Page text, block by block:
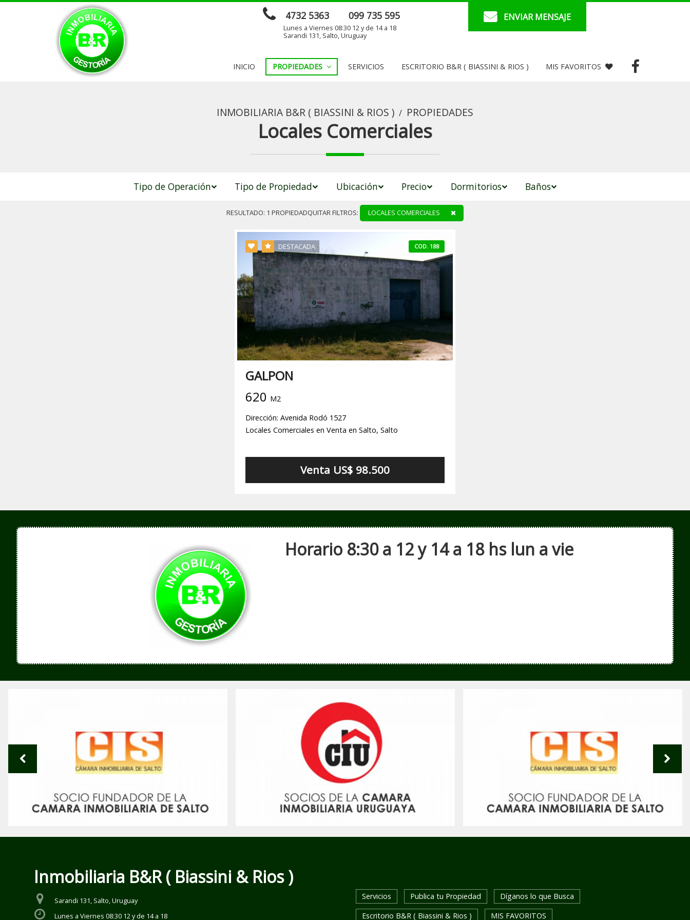
4732 5363 099 735 595
Lunes a Viernes 08:30 12 y de 14 a 18
Sarandi 131, Salto, Uruguay
ENVIAR MENSAJE
INICIO PROPIEDADES SERVICIOS ESCRITORIO B&R ( BIASSINI & RIOS ) MIS FAVORITOS
INMOBILIARIA B&R ( BIASSINI & RIOS ) / PROPIEDADES
Locales Comerciales
Tipo de Operación Tipo de Propiedad Ubicación Precio Dormitorios Baños
RESULTADO: 1 PROPIEDADQUITAR FILTROS: LOCALES COMERCIALES
DESTACADA COD. 188
GALPON
620 M2
Dirección: Avenida Rodó 1527
Locales Comerciales en Venta en Salto, Salto
Venta US$ 98.500
Horario 8:30 a 12 y 14 a 18 hs lun a vie
Inmobiliaria B&R ( Biassini & Rios )
Sarandi 131, Salto, Uruguay
Lunes a Viernes 08:30 12 y de 14 a 18
Servicios Publica tu Propiedad
Díganos lo que Busca
Escritorio B&R ( Biassini & Rios )
MIS FAVORITOS